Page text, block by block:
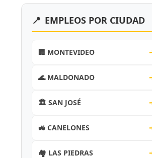
📍 EMPLEOS POR CIUDAD
🏢 MONTEVIDEO
🌊 MALDONADO
🏛️ SAN JOSÉ
🚜 CANELONES
🏘️ LAS PIEDRAS